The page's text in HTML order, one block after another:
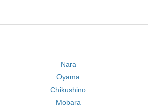
Nara
Oyama
Chikushino
Mobara